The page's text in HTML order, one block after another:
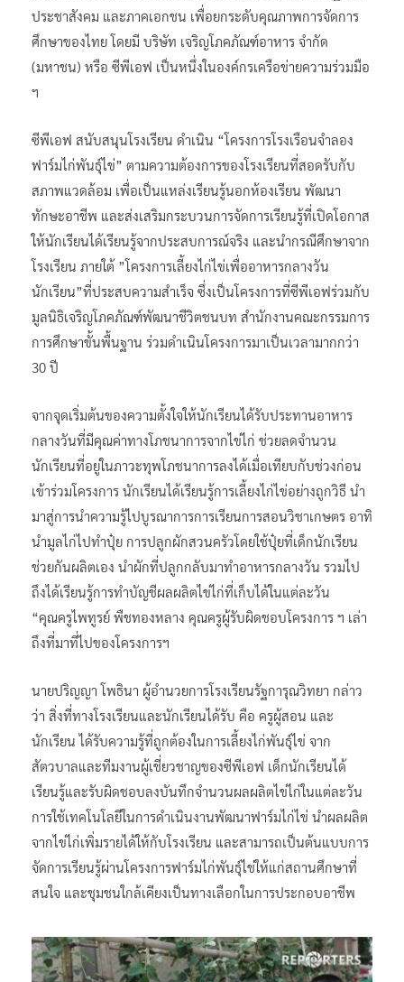
ประชาสังคม และภาคเอกชน เพื่อยกระดับคุณภาพการจัดการ
ศึกษาของไทย โดยมี บริษัท เจริญโภคภัณฑ์อาหาร จำกัด
(มหาชน) หรือ ซีพีเอฟ เป็นหนึ่งในองค์กรเครือข่ายความร่วมมือ
ฯ
ซีพีเอฟ สนับสนุนโรงเรียน ดำเนิน “โครงการโรงเรือนจำลอง
ฟาร์มไก่พันธุ์ไข่” ตามความต้องการของโรงเรียนที่สอดรับกับ
สภาพแวดล้อม เพื่อเป็นแหล่งเรียนรู้นอกห้องเรียน พัฒนา
ทักษะอาชีพ และส่งเสริมกระบวนการจัดการเรียนรู้ที่เปิดโอกาส
ให้นักเรียนได้เรียนรู้จากประสบการณ์จริง และนำกรณีศึกษาจาก
โรงเรียน ภายใต้ ”โครงการเลี้ยงไก่ไข่เพื่ออาหารกลางวัน
นักเรียน”ที่ประสบความสำเร็จ ซึ่งเป็นโครงการที่ซีพีเอฟร่วมกับ
มูลนิธิเจริญโภคภัณฑ์พัฒนาชีวิตชนบท สำนักงานคณะกรรมการ
การศึกษาขั้นพื้นฐาน ร่วมดำเนินโครงการมาเป็นเวลามากกว่า
30 ปี
จากจุดเริ่มต้นของความตั้งใจให้นักเรียนได้รับประทานอาหาร
กลางวันที่มีคุณค่าทางโภชนาการจากไข่ไก่ ช่วยลดจำนวน
นักเรียนที่อยู่ในภาวะทุพโภชนาการลงได้เมื่อเทียบกับช่วงก่อน
เข้าร่วมโครงการ นักเรียนได้เรียนรู้การเลี้ยงไก่ไข่อย่างถูกวิธี นำ
มาสู่การนำความรู้ไปบูรณาการการเรียนการสอนวิชาเกษตร อาทิ
นำมูลไก่ไปทำปุ๋ย การปลูกผักสวนครัวโดยใช้ปุ๋ยที่เด็กนักเรียน
ช่วยกันผลิตเอง นำผักที่ปลูกกลับมาทำอาหารกลางวัน รวมไป
ถึงได้เรียนรู้การทำบัญชีผลผลิตไข่ไก่ที่เก็บได้ในแต่ละวัน
“คุณครูไพทูรย์ พืชทองหลาง คุณครูผู้รับผิดชอบโครงการ ฯ เล่า
ถึงที่มาที่ไปของโครงการฯ
นายปริญญา โพธินา ผู้อำนวยการโรงเรียนรัฐการุณวิทยา กล่าว
ว่า สิ่งที่ทางโรงเรียนและนักเรียนได้รับ คือ ครูผู้สอน และ
นักเรียน ได้รับความรู้ที่ถูกต้องในการเลี้ยงไก่พันธุ์ไข่ จาก
สัตวบาลและทีมงานผู้เชี่ยวชาญของซีพีเอฟ เด็กนักเรียนได้
เรียนรู้และรับผิดชอบลงบันทึกจำนวนผลผลิตไข่ไก่ในแต่ละวัน
การใช้เทคโนโลยีในการดำเนินงานพัฒนาฟาร์มไก่ไข่ นำผลผลิต
จากไข่ไก่เพิ่มรายได้ให้กับโรงเรียน และสามารถเป็นต้นแบบการ
จัดการเรียนรู้ผ่านโครงการฟาร์มไก่พันธุ์ไข่ให้แก่สถานศึกษาที่
สนใจ และชุมชนใกล้เคียงเป็นทางเลือกในการประกอบอาชีพ